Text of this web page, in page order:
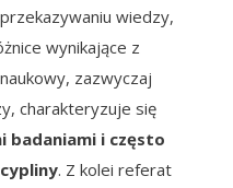
wiedzy,
wynikające z
zazwyczaj
charakteryzuje się
badaniami i często
. Z kolei referat